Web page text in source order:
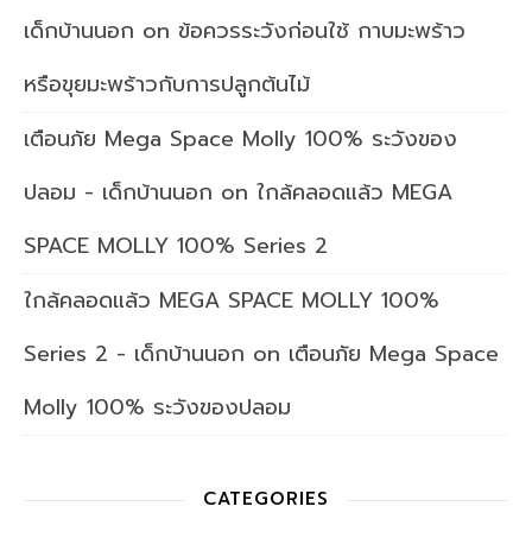
เด็กบ้านนอก on ข้อควรระวังก่อนใช้ กาบมะพร้าว
หรือขุยมะพร้าวกับการปลูกต้นไม้
เตือนภัย Mega Space Molly 100% ระวังของ
ปลอม - เด็กบ้านนอก on ใกล้คลอดแล้ว MEGA
SPACE MOLLY 100% Series 2
ใกล้คลอดแล้ว MEGA SPACE MOLLY 100%
Series 2 - เด็กบ้านนอก on เตือนภัย Mega Space
Molly 100% ระวังของปลอม
CATEGORIES